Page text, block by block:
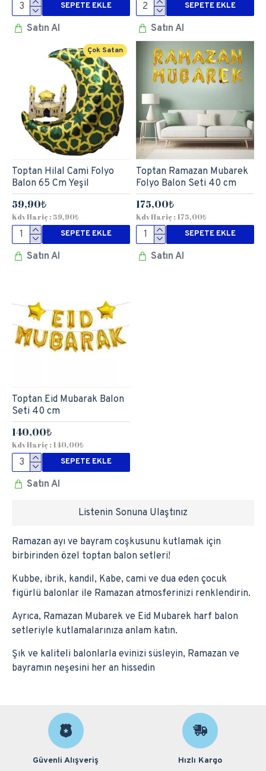
Ramazan ayı ve bayram coşkusunu kutlamak için
birbirinden özel toptan balon setleri!
Kubbe, ibrik, kandil, Kabe, cami ve dua eden çocuk
figürlü balonlar ile Ramazan atmosferinizi renklendirin.
Ayrıca, Ramazan Mubarek ve Eid Mubarek harf balon
setleriyle kutlamalarınıza anlam katın.
Şık ve kaliteli balonlarla evinizi süsleyin, Ramazan ve
bayramın neşesini her an hissedin
SEPETE EKLE
Satın Al
SEPETE EKLE
Satın Al
Çok Satan
Toptan Hilal Cami Folyo
Balon 65 Cm Yeşil
59,90₺
Kdv Hariç : 59,90₺
SEPETE EKLE
Satın Al
Toptan Ramazan Mubarek
Folyo Balon Seti 40 cm
175,00₺
Kdv Hariç : 175,00₺
SEPETE EKLE
Satın Al
Toptan Eid Mubarak Balon
Seti 40 cm
140,00₺
Kdv Hariç : 140,00₺
SEPETE EKLE
Satın Al
Listenin Sonuna Ulaştınız
Güvenli Alışveriş Hızlı Kargo